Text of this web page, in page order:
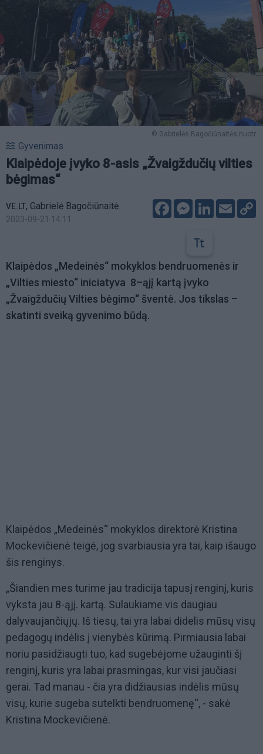
© Gabrielės Bagočiūnaitės nuotr.
Gyvenimas
Klaipėdoje įvyko 8-asis „Žvaigždučių vilties
bėgimas“
VE.LT, Gabrielė Bagočiūnaitė
2023-09-21 14:11
FacebookMessenger
LinkedIn
Email
Klaipėdos „Medeinės“ mokyklos bendruomenės ir
„Vilties miesto“ iniciatyva 8–ąjį kartą įvyko
„Žvaigždučių Vilties bėgimo“ šventė. Jos tikslas –
skatinti sveiką gyvenimo būdą.
Klaipėdos „Medeinės“ mokyklos direktorė Kristina
Mockevičienė teigė, jog svarbiausia yra tai, kaip išaugo
šis renginys.
„Šiandien mes turime jau tradicija tapusį renginį, kuris
vyksta jau 8-ąjį. kartą. Sulaukiame vis daugiau
dalyvaujančiųjų. Iš tiesų, tai yra labai didelis mūsų visų
pedagogų indėlis į vienybės kūrimą. Pirmiausia labai
noriu pasidžiaugti tuo, kad sugebėjome užauginti šį
renginį, kuris yra labai prasmingas, kur visi jaučiasi
gerai. Tad manau - čia yra didžiausias indėlis mūsų
visų, kurie sugeba sutelkti bendruomenę“, - sakė
Kristina Mockevičienė.